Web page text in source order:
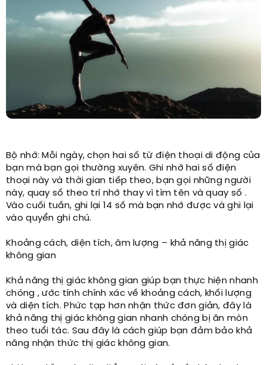
Bộ nhớ: Mỗi ngày, chọn hai số từ điện thoại di động của
bạn mà bạn gọi thường xuyên. Ghi nhớ hai số điện
thoại này và thời gian tiếp theo, bạn gọi những người
này, quay số theo trí nhớ thay vì tìm tên và quay số .
Vào cuối tuần, ghi lại 14 số mà bạn nhớ được và ghi lại
vào quyển ghi chú.
Khoảng cách, diện tích, âm lượng – khả năng thị giác
không gian
Khả năng thị giác không gian giúp bạn thực hiện nhanh
chóng , ước tính chính xác về khoảng cách, khối lượng
và diện tích. Phức tạp hơn nhận thức đơn giản, đây là
khả năng thị giác không gian nhanh chóng bị ăn mòn
theo tuổi tác. Sau đây là cách giúp bạn đảm bảo khả
năng nhận thức thị giác không gian.